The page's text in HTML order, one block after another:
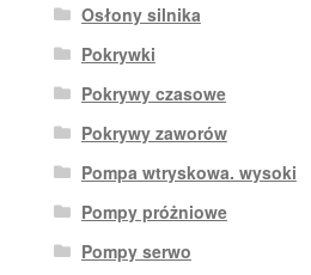
Osłony silnika
Pokrywki
Pokrywy czasowe
Pokrywy zaworów
Pompa wtryskowa. wysoki
Pompy próżniowe
Pompy serwo